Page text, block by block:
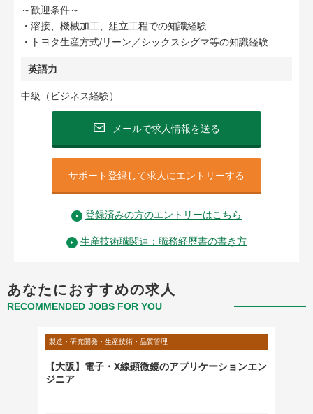
～歓迎条件～
・溶接、機械加工、組立工程での知識経験
・トヨタ生産方式/リーン／シックスシグマ等の知識経験
英語力
中級（ビジネス経験）
メールで求人情報を送る
サポート登録して求人にエントリーする
登録済みの方のエントリーはこちら
生産技術職関連：職務経歴書の書き方
あなたにおすすめの求人
RECOMMENDED JOBS FOR YOU
製造・研究開発・生産技術・品質管理
【大阪】電子・X線顕微鏡のアプリケーションエン
ジニア